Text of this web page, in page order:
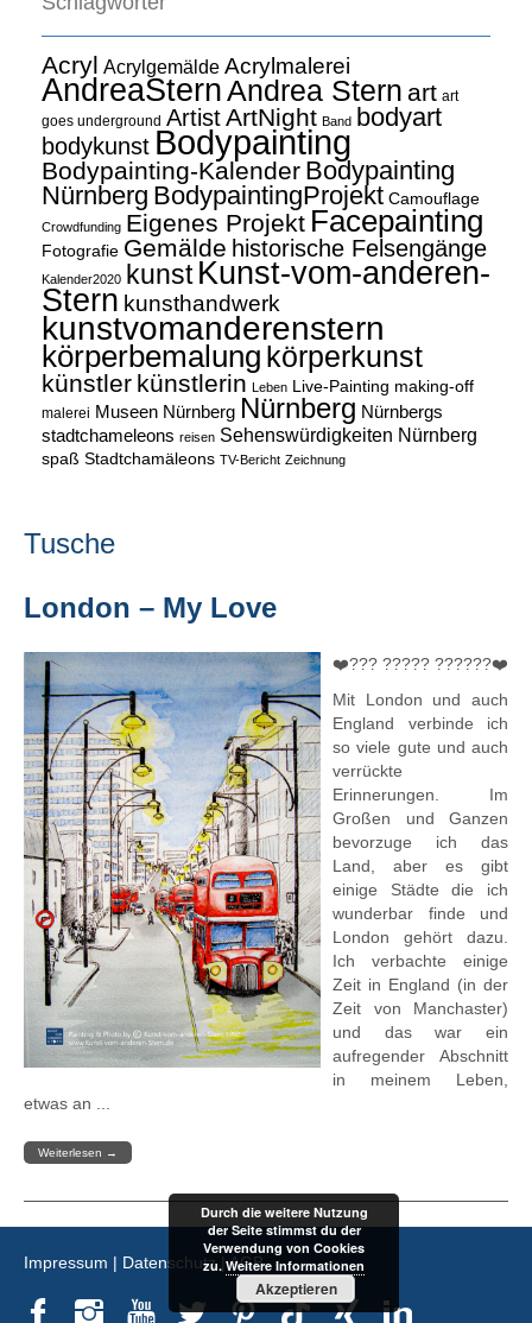
Acryl Acrylgemälde Acrylmalerei
AndreaSternAndrea Stern art art
goes underground ArtistArtNight Band bodyart
bodykunst Bodypainting
Bodypainting-Kalender Bodypainting
Nürnberg BodypaintingProjekt Camouflage
Crowdfunding Eigenes Projekt Facepainting
Fotografie Gemälde historische Felsengänge
Kalender2020 kunst Kunst-vom-anderen-
Stern kunsthandwerk
kunstvomanderenstern
körperbemalung körperkunst
künstler künstlerin Leben Live-Painting making-off
malerei Museen Nürnberg Nürnberg Nürnbergs
stadtchameleons reisen Sehenswürdigkeiten Nürnberg
spaß Stadtchamäleons TV-Bericht Zeichnung
Tusche
London – My Love
❤️??? ????? ??????❤️
Mit London und auch
England verbinde ich
so viele gute und auch
verrückte
Erinnerungen. Im
Großen und Ganzen
bevorzuge ich das
Land, aber es gibt
einige Städte die ich
wunderbar finde und
London gehört dazu.
Ich verbachte einige
Zeit in England (in der
Zeit von Manchaster)
und das war ein
aufregender Abschnitt
in meinem Leben,
etwas an ...
Weiterlesen →
Impressum | Datenschutz|AGB
Durch die weitere Nutzung
der Seite stimmst du der
Verwendung von Cookies
zu. Weitere Informationen
Akzeptieren